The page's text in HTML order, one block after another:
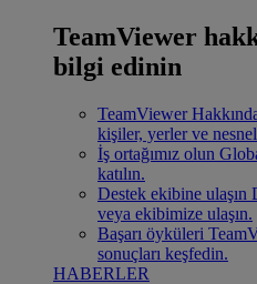
TeamViewer
bilgi edinin
TeamViewer
kişiler, yerler ve
İş ortağımız olun
katılın.
Destek ekibine ulaşın
veya ekibimize ulaşın.
Başarı öyküleri
sonuçları keşfedin.
HABERLER